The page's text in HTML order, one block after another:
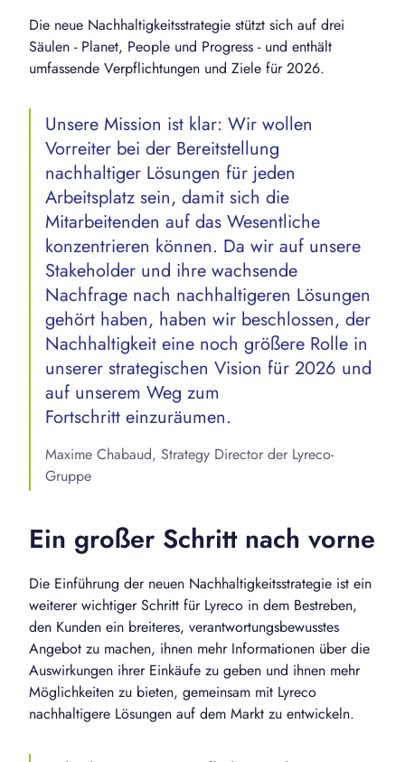
Die neue Nachhaltigkeitsstrategie stützt sich auf drei
Säulen - Planet, People und Progress - und enthält
umfassende Verpflichtungen und Ziele für 2026.
Unsere Mission ist klar: Wir wollen
Vorreiter bei der Bereitstellung
nachhaltiger Lösungen für jeden
Arbeitsplatz sein, damit sich die
Mitarbeitenden auf das Wesentliche
konzentrieren können. Da wir auf unsere
Stakeholder und ihre wachsende
Nachfrage nach nachhaltigeren Lösungen
gehört haben, haben wir beschlossen, der
Nachhaltigkeit eine noch größere Rolle in
unserer strategischen Vision für 2026 und
auf unserem Weg zum
Fortschritt einzuräumen.
Maxime Chabaud, Strategy Director der Lyreco-
Gruppe
Ein großer Schritt nach vorne
Die Einführung der neuen Nachhaltigkeitsstrategie ist ein
weiterer wichtiger Schritt für Lyreco in dem Bestreben,
den Kunden ein breiteres, verantwortungsbewusstes
Angebot zu machen, ihnen mehr Informationen über die
Auswirkungen ihrer Einkäufe zu geben und ihnen mehr
Möglichkeiten zu bieten, gemeinsam mit Lyreco
nachhaltigere Lösungen auf dem Markt zu entwickeln.